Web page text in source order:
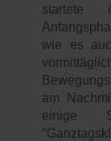
startete
wie es
am
einige